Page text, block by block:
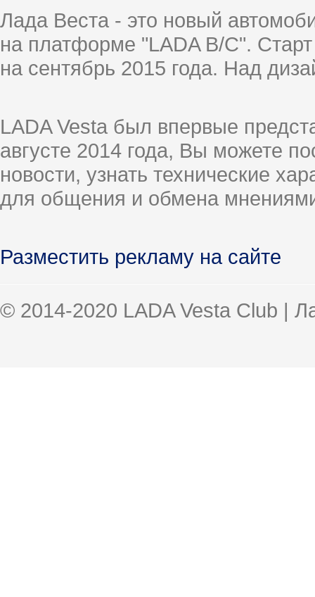
Лада Веста - это новый
на платформе "LADA B/C".
на сентябрь 2015 года. Над
LADA Vesta был впервые
августе 2014 года, Вы можете
новости, узнать технические
для общения и обмена
Разместить рекламу на сайте
© 2014-2020 LADA Vesta Club |